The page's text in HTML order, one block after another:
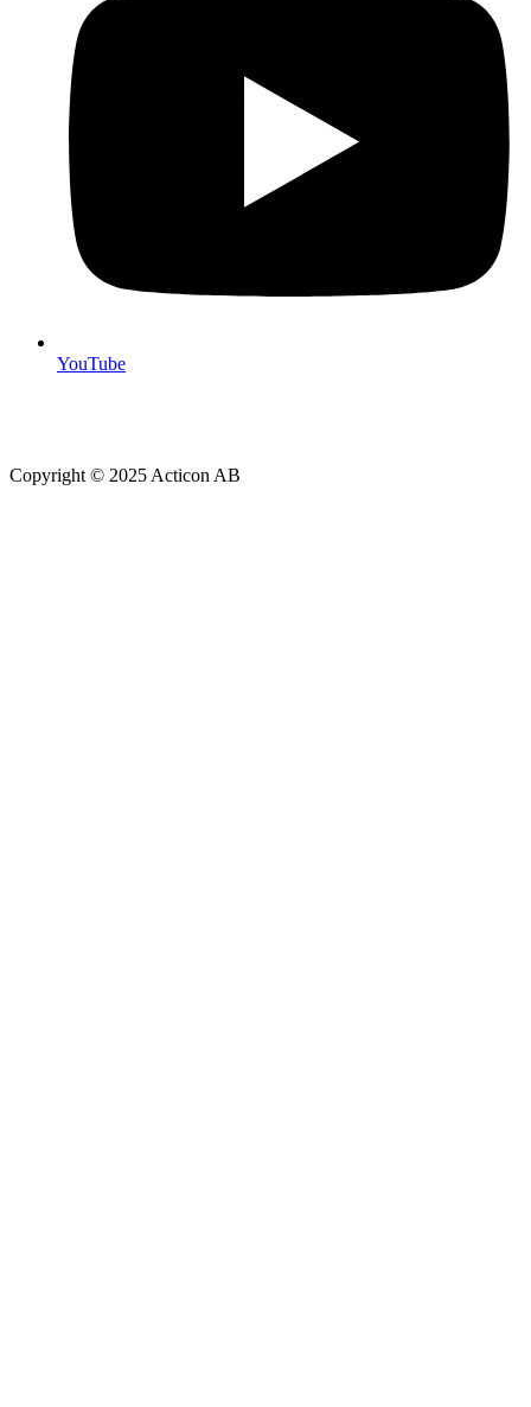
YouTube
Copyright © 2025 Acticon AB